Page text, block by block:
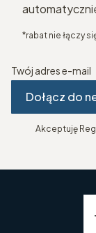
*rabat nie łączy
Twój adres e-mail
Dołącz do
Akceptuję